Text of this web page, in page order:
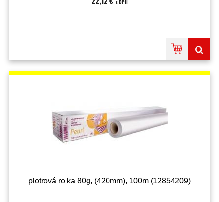
s DPH
plotrová rolka 80g, (420mm), 100m (12854209)